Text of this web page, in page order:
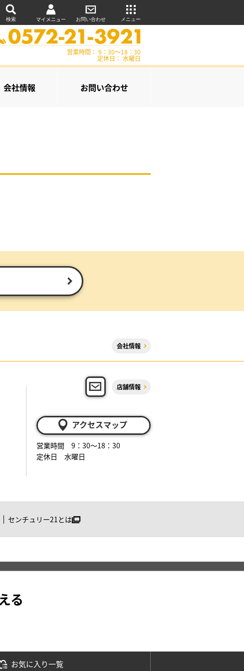
検索 マイメニュー お問い合わせ メニュー
営業時間： 9：30～18：30
定休日： 水曜日
会社情報 お問い合わせ
会社情報
店舗情報
アクセスマップ
営業時間 9：30～18：30
定休日 水曜日
センチュリー21とは
る
お気に入り一覧